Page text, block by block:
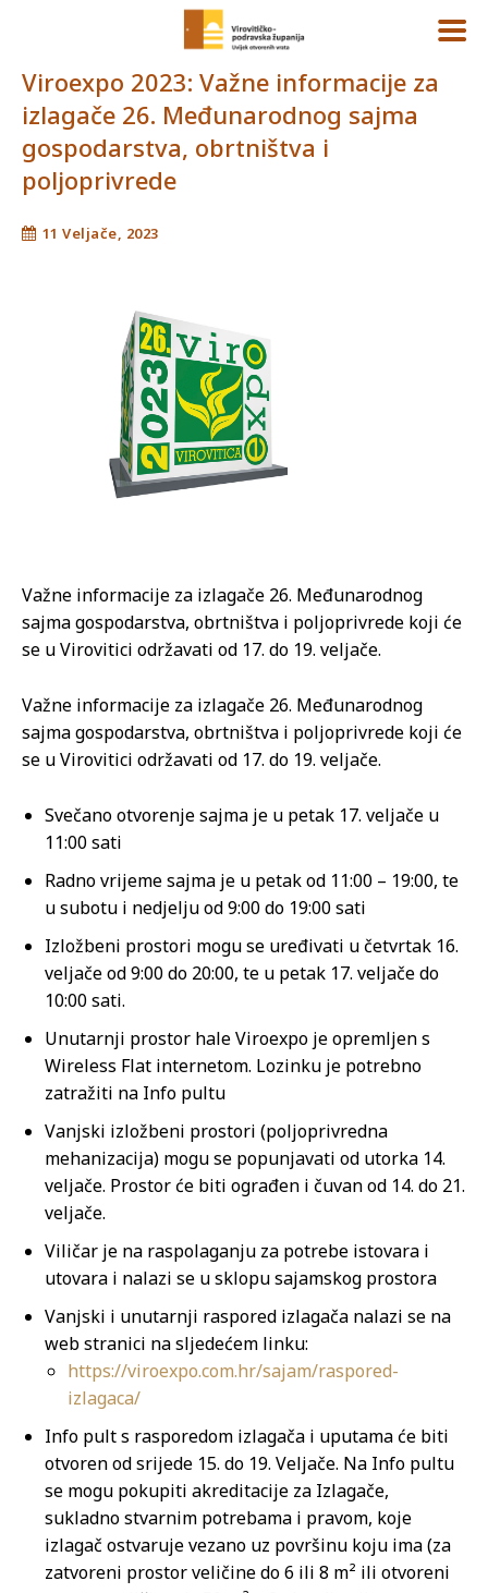
Viroexpo 2023: Važne informacije za
izlagače 26. Međunarodnog sajma
gospodarstva, obrtništva i
poljoprivrede
11 Veljače, 2023
Važne informacije za izlagače 26. Međunarodnog
sajma gospodarstva, obrtništva i poljoprivrede koji će
se u Virovitici održavati od 17. do 19. veljače.
Važne informacije za izlagače 26. Međunarodnog
sajma gospodarstva, obrtništva i poljoprivrede koji će
se u Virovitici održavati od 17. do 19. veljače.
Svečano otvorenje sajma je u petak 17. veljače u
11:00 sati
Radno vrijeme sajma je u petak od 11:00 – 19:00, te
u subotu i nedjelju od 9:00 do 19:00 sati
Izložbeni prostori mogu se uređivati u četvrtak 16.
veljače od 9:00 do 20:00, te u petak 17. veljače do
10:00 sati.
Unutarnji prostor hale Viroexpo je opremljen s
Wireless Flat internetom. Lozinku je potrebno
zatražiti na Info pultu
Vanjski izložbeni prostori (poljoprivredna
mehanizacija) mogu se popunjavati od utorka 14.
veljače. Prostor će biti ograđen i čuvan od 14. do 21.
veljače.
Viličar je na raspolaganju za potrebe istovara i
utovara i nalazi se u sklopu sajamskog prostora
Vanjski i unutarnji raspored izlagača nalazi se na
web stranici na sljedećem linku:
https://viroexpo.com.hr/sajam/raspored-
izlagaca/
Info pult s rasporedom izlagača i uputama će biti
otvoren od srijede 15. do 19. Veljače. Na Info pultu
se mogu pokupiti akreditacije za Izlagače,
sukladno stvarnim potrebama i pravom, koje
izlagač ostvaruje vezano uz površinu koju ima (za
zatvoreni prostor veličine do 6 ili 8 m² ili otvoreni